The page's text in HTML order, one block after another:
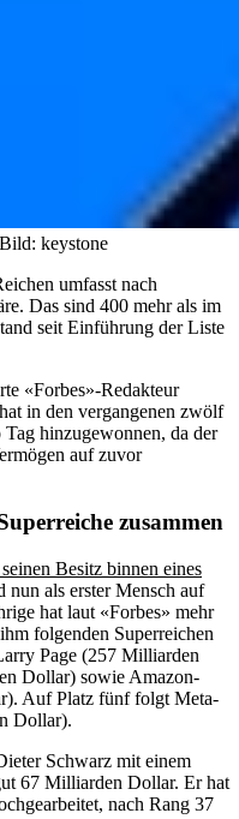
Bild: keystone
umfasst nach
Das sind 400 mehr als im
seit Einführung der Liste
«Forbes»-Redakteur
in den vergangenen zwölf
hinzugewonnen, da der
auf zuvor
zusammen
Besitz binnen eines
nun als erster Mensch auf
hat laut «Forbes» mehr
folgenden Superreichen
Page (257 Milliarden
Dollar) sowie Amazon-
Auf Platz fünf folgt Meta-
Dollar).
Schwarz mit einem
67 Milliarden Dollar. Er hat
nach Rang 37